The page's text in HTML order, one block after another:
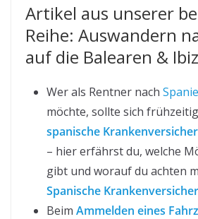
Artikel aus unserer
Reihe: Auswandern
auf die Balearen &
Wer als Rentner nach
möchte, sollte sich
spanische
– hier erfährst du, welche
gibt und worauf du achten
Spanische
Beim Ammelden eines